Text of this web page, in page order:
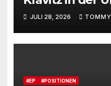
#LetLoveRule
Kartoffel zieht nochmal die
Lederjacke an.
Brot, besucht
made wumms)
JULI 28, 2026
#EP #POSITIONEN